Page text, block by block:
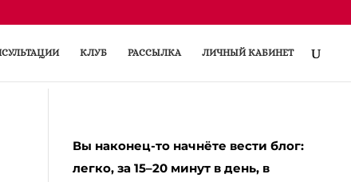
КЛУБ РАССЫЛКА ЛИЧНЫЙ КАБИНЕТ
Вы наконец-то начнёте вести блог:
легко, за 15–20 минут в день, в